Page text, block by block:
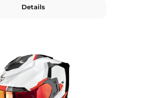
Details